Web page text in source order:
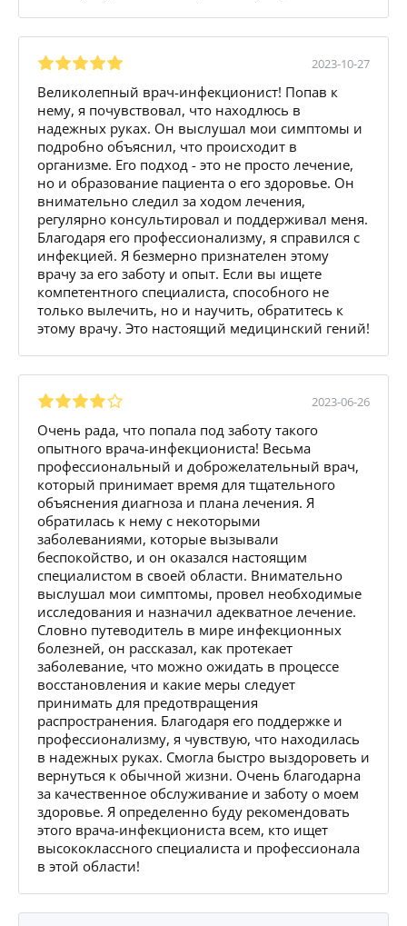
2023-10-27
Великолепный врач-инфекционист! Попав к
нему, я почувствовал, что находлюсь в
надежных руках. Он выслушал мои симптомы и
подробно объяснил, что происходит в
организме. Его подход - это не просто лечение,
но и образование пациента о его здоровье. Он
внимательно следил за ходом лечения,
регулярно консультировал и поддерживал меня.
Благодаря его профессионализму, я справился с
инфекцией. Я безмерно признателен этому
врачу за его заботу и опыт. Если вы ищете
компетентного специалиста, способного не
только вылечить, но и научить, обратитесь к
этому врачу. Это настоящий медицинский гений!
2023-06-26
Очень рада, что попала под заботу такого
опытного врача-инфекциониста! Весьма
профессиональный и доброжелательный врач,
который принимает время для тщательного
объяснения диагноза и плана лечения. Я
обратилась к нему с некоторыми
заболеваниями, которые вызывали
беспокойство, и он оказался настоящим
специалистом в своей области. Внимательно
выслушал мои симптомы, провел необходимые
исследования и назначил адекватное лечение.
Словно путеводитель в мире инфекционных
болезней, он рассказал, как протекает
заболевание, что можно ожидать в процессе
восстановления и какие меры следует
принимать для предотвращения
распространения. Благодаря его поддержке и
профессионализму, я чувствую, что находилась
в надежных руках. Смогла быстро выздороветь и
вернуться к обычной жизни. Очень благодарна
за качественное обслуживание и заботу о моем
здоровье. Я определенно буду рекомендовать
этого врача-инфекциониста всем, кто ищет
высококлассного специалиста и профессионала
в этой области!